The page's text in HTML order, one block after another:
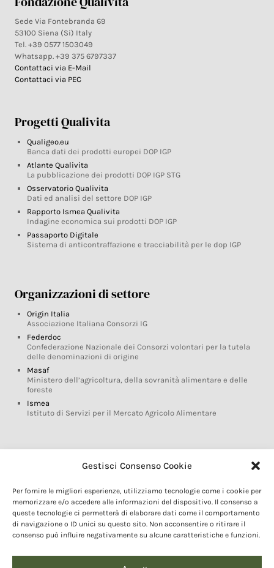
Gestisci Consenso Cookie
Per fornire le migliori esperienze, utilizziamo tecnologie come i cookie per
memorizzare e/o accedere alle informazioni del dispositivo. Il consenso a
queste tecnologie ci permetterà di elaborare dati come il comportamento
di navigazione o ID unici su questo sito. Non acconsentire o ritirare il
consenso può influire negativamente su alcune caratteristiche e funzioni.
Sede Via Fontebranda 69
53100 Siena (Si) Italy
Tel. +39 0577 1503049
Whatsapp. +39 375 6797337
Contattaci via E-Mail
Contattaci via PEC
Progetti Qualivita
Qualigeo.eu
Banca dati dei prodotti europei DOP IGP
Atlante Qualivita
La pubblicazione dei prodotti DOP IGP STG
Osservatorio Qualivita
Dati ed analisi del settore DOP IGP
Rapporto Ismea Qualivita
Indagine economica sui prodotti DOP IGP
Passaporto Digitale
Sistema di anticontraffazione e tracciabilità per le dop IGP
Organizzazioni di settore
Origin Italia
Associazione Italiana Consorzi IG
Federdoc
Confederazione Nazionale dei Consorzi volontari per la tutela
delle denominazioni di origine
Masaf
Ministero dell’agricoltura, della sovranità alimentare e delle
foreste
Ismea
Istituto di Servizi per il Mercato Agricolo Alimentare
Glossario DOP IGP
Marchi DOP IGP
Normativa prodotti DOP IGP
Consorzi di Tutela
Farm To Fork e prodotti DOP IGP